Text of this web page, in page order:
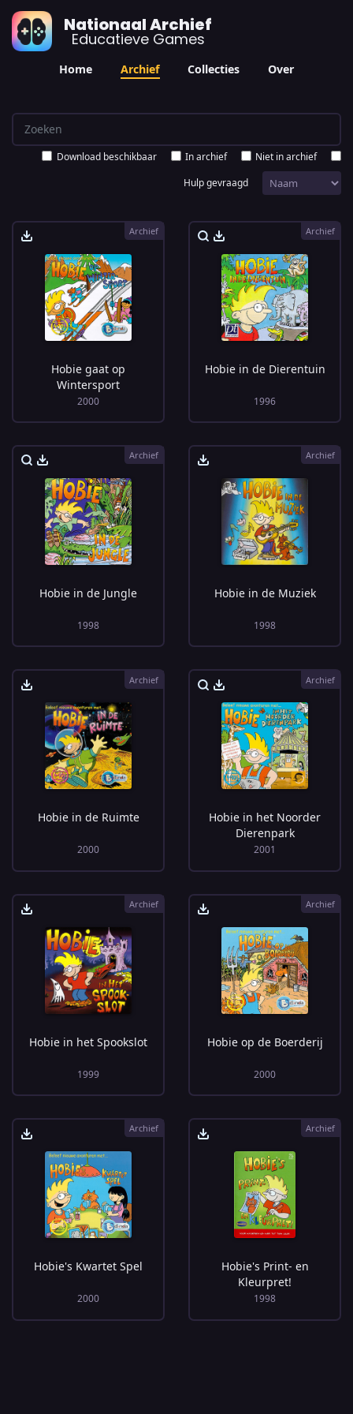
Nationaal Archief
Educatieve Games
Home Archief Collecties Over
Download beschikbaar In archief
Niet in archief
Hulp gevraagd
Hobie gaat op
Wintersport
2000
Archief
Hobie in de Dierentuin
1996
Archief
Hobie in de Jungle
1998
Archief
Hobie in de Muziek
1998
Archief
Hobie in de Ruimte
2000
Archief
Hobie in het Noorder
Dierenpark
2001
Archief
Hobie in het Spookslot
1999
Archief
Hobie op de Boerderij
2000
Archief
Hobie's Kwartet Spel
2000
Archief
Hobie's Print- en
Kleurpret!
1998
Archief